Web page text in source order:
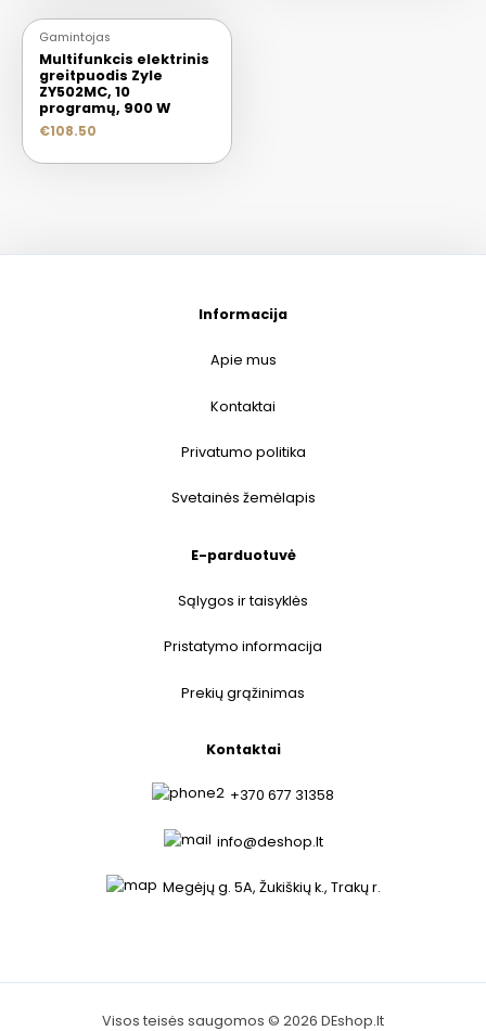
Gamintojas
Multifunkcis elektrinis
greitpuodis Zyle
ZY502MC, 10
programų, 900 W
€108.50
Informacija
Apie mus
Kontaktai
Privatumo politika
Svetainės žemėlapis
E-parduotuvė
Sąlygos ir taisyklės
Pristatymo informacija
Prekių grąžinimas
Kontaktai
+370 677 31358
info@deshop.lt
Megėjų g. 5A, Žukiškių k., Trakų r.
Visos teisės saugomos © 2026 DEshop.lt